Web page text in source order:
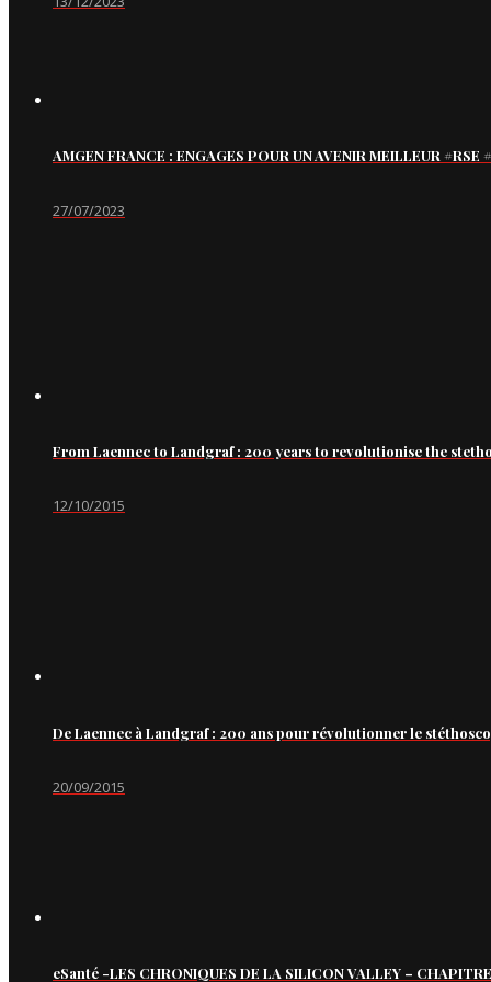
AMGEN FRANCE : ENGAGES POUR UN AVENIR MEILLEUR
27/07/2023
From Laennec to Landgraf : 200 years to revolutionise the
12/10/2015
De Laennec à Landgraf : 200 ans pour révolutionner le
20/09/2015
eSanté -LES CHRONIQUES DE LA SILICON VALLEY –